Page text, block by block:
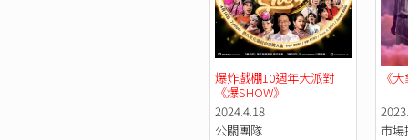
爆炸戲棚10週年大派對
《爆SHOW》
2024.4.18
公關團隊
《
市場